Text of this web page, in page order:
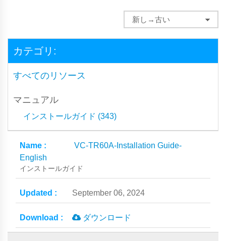
カテゴリ:
すべてのリソース
マニュアル
インストールガイド (343)
VC-TR60A-Installation Guide-
English
インストールガイド
September 06, 2024
ダウンロード